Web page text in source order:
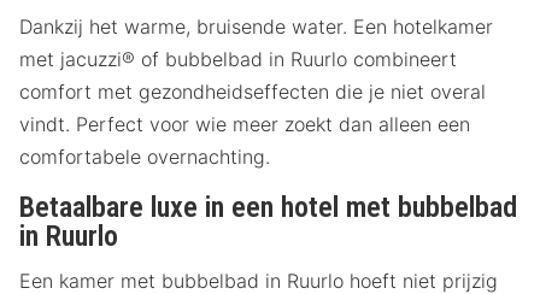
Dankzij het warme, bruisende water. Een hotelkamer
met jacuzzi® of bubbelbad in Ruurlo combineert
comfort met gezondheidseffecten die je niet overal
vindt. Perfect voor wie meer zoekt dan alleen een
comfortabele overnachting.
Betaalbare luxe in een hotel met bubbelbad
in Ruurlo
Een kamer met bubbelbad in Ruurlo hoeft niet prijzig